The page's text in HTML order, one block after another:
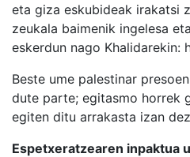
eta giza eskubideak irakatsi
zeukala baimenik ingelesa
eskerdun nago Khalidarekin:
Beste ume palestinar
dute parte; egitasmo horrek
egiten ditu arrakasta izan
Espetxeratzearen inpaktua